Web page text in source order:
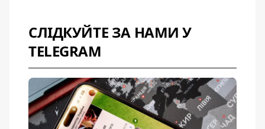
СЛІДКУЙТЕ ЗА НАМИ У
TELEGRAM